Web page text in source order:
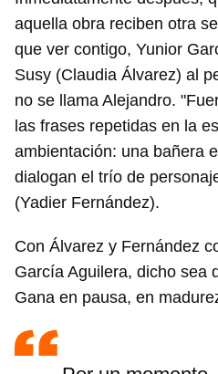
aquella obra reciben otra
que ver contigo, Yunior
Susy (Claudia Álvarez) al
no se llama Alejandro.
las frases repetidas en la
ambientación: una bañera
dialogan el trío de
(Yadier Fernández).
Con Álvarez y Fernández
García Aguilera, dicho sea
Gana en pausa, en